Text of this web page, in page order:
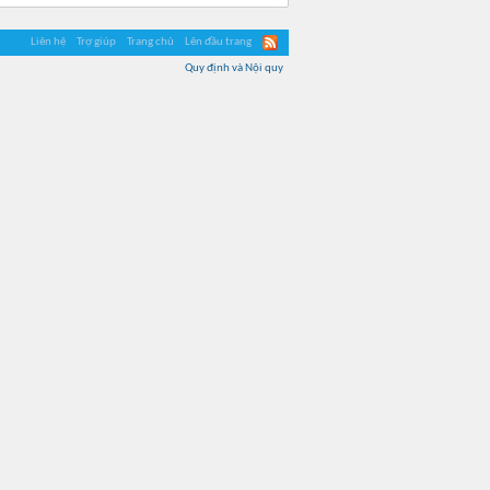
Liên hệ Trợ giúp Trang chủ Lên đầu trang
Quy định và Nội quy